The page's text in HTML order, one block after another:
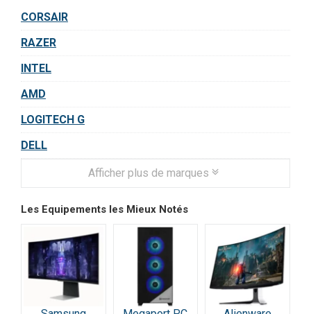
CORSAIR
RAZER
INTEL
AMD
LOGITECH G
DELL
Afficher plus de marques
Les Equipements les Mieux Notés